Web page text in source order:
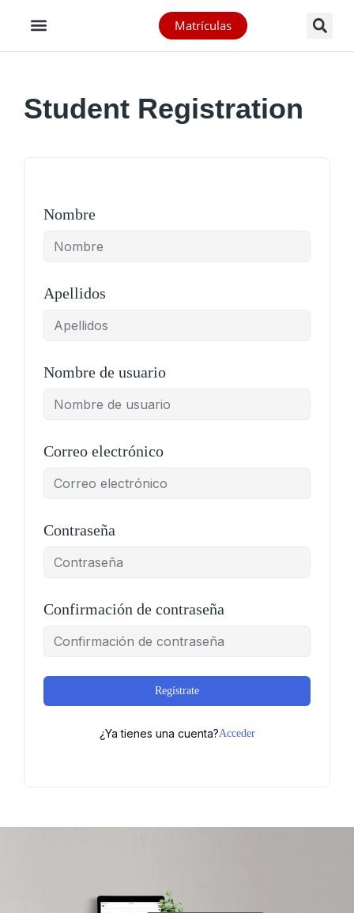
Matrículas
Student Registration
Nombre
Apellidos
Nombre de usuario
Correo electrónico
Contraseña
Confirmación de contraseña
Regístrate
¿Ya tienes una cuenta?Acceder